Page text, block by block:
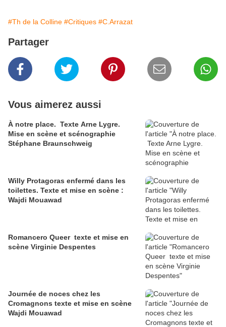
#Th de la Colline #Critiques #C.Arrazat
Partager
Vous aimerez aussi
À notre place. Texte Arne Lygre.
Mise en scène et scénographie
Stéphane Braunschweig
Willy Protagoras enfermé dans les
toilettes. Texte et mise en scène :
Wajdi Mouawad
Romancero Queer texte et mise en
scène Virginie Despentes
Journée de noces chez les
Cromagnons texte et mise en scène
Wajdi Mouawad